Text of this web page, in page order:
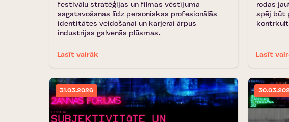
festivālu stratēģijas un filmas vēstījuma
sagatavošanas līdz personiskas profesionālās
identitātes veidošanai un karjerai ārpus
industrijas galvenās plūsmas.
Lasīt vairāk
rodas
spēj būt
Lasīt
31.03.2026